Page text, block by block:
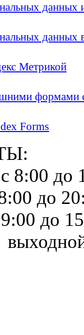
Метрикой
формами
Forms
до
до